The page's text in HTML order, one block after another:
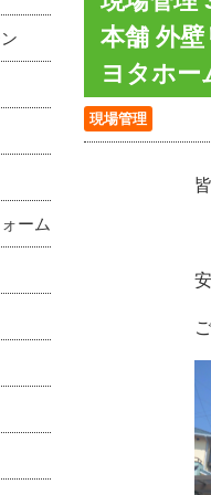
本舗 外
ヨタホー
現場管理
ーム